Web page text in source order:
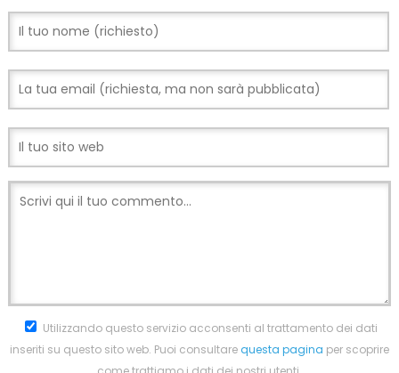
Utilizzando questo servizio acconsenti al trattamento dei dati
inseriti su questo sito web. Puoi consultarequesta pagina per scoprire